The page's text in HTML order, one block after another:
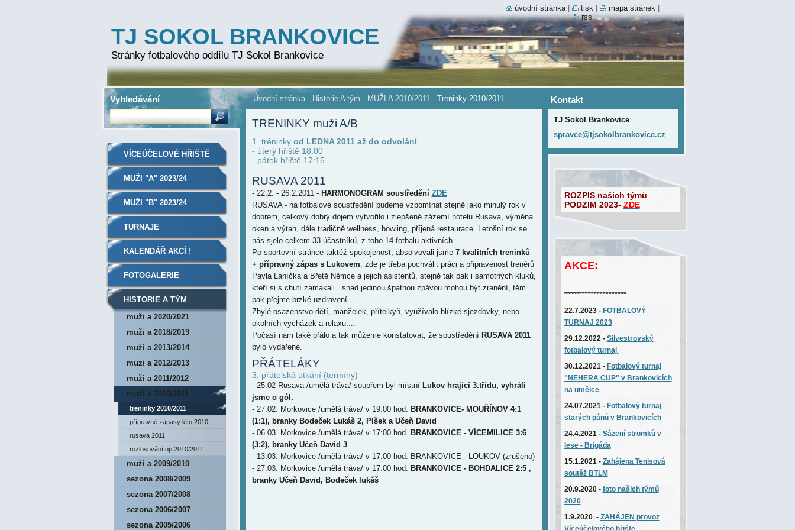
TJ SOKOL BRANKOVICE
Stránky fotbalového oddílu TJ Sokol Brankovice
Úvodní stránka - Historie A tým - MUŽI A 2010/2011 - Treninky 2010/2011
TRENINKY muži A/B
1. tréninky od LEDNA 2011 až do odvolání
- úterý hřiště 18:00
- pátek hřiště 17:15
RUSAVA 2011
- 22.2. - 26.2.2011 - HARMONOGRAM soustředění ZDE
RUSAVA - na fotbalové soustředění budeme vzpomínat stejně jako minulý rok v
dobrém, celkový dobrý dojem vytvořilo i zlepšené zázemí hotelu Rusava, výměna
oken a výtah, dále tradičně wellness, bowling, příjená restaurace. Letošní rok se
nás sjelo celkem 33 účastníků, z toho 14 fotbalu aktivních.
Po sportovní stránce taktéž spokojenost, absolvovali jsme7 kvalitních treninků
+ přípravný zápas s Lukovem, zde je třeba pochválit práci a připravenost trenérů
Pavla Láníčka a Břetě Němce a jejich asistentů, stejně tak pak i samotných kluků,
kteří si s chutí zamakali...snad jedinou špatnou zpávou mohou být zranění, těm
pak přejme brzké uzdravení.
Zbylé osazenstvo dětí, manželek, přítelkyň, využívalo blízké sjezdovky, nebo
okolních vycházek a relaxu....
Počasí nám také přálo a tak můžeme konstatovat, že soustředění RUSAVA 2011
bylo vydařené.
PŘÁTELÁKY
3. přátelská utkání (termíny)
- 25.02 Rusava /umělá tráva/ soupřem byl místníLukov hrající 3.třídu, vyhráli
jsme o gól.
- 27.02. Morkovice /umělá tráva/ v 19:00 hod. BRANKOVICE- MOUŘÍNOV 4:1
(1:1), branky Bodeček Lukáš 2, Plšek a Učeň David
- 06.03. Morkovice /umělá tráva/ v 17:00 hod. BRANKOVICE - VÍCEMILICE 3:6
(3:2), branky Učeň David 3
- 13.03. Morkovice /umělá tráva/ v 17:00 hod. BRANKOVICE - LOUKOV (zrušeno)
- 27.03. Morkovice /umělá tráva/ v 17:00 hod. BRANKOVICE - BOHDALICE 2:5 ,
branky Učeň David, Bodeček lukáš
VÍCEÚČELOVÉ HŘIŠTĚ
MUŽI "A" 2023/24
MUŽI "B" 2023/24
TURNAJE
KALENDÁŘ AKCÍ !
FOTOGALERIE
HISTORIE A TÝM
muži a 2020/2021
muži a 2018/2019
muži a 2013/2014
muzi a 2012/2013
muži a 2011/2012
muži a 2010/2011
treninky 2010/2011
přípravné zápasy léto 2010
rusava 2011
rozlosování op 2010/2011
muži a 2009/2010
sezona 2008/2009
sezona 2007/2008
sezona 2006/2007
sezona 2005/2006
Kontakt
TJ Sokol Brankovice
spravce@tjsokolbrankovice.cz
ROZPIS našich týmů
PODZIM 2023- ZDE
AKCE:
*********************
22.7.2023 - FOTBALOVÝ
TURNAJ 2023
29.12.2022 - Silvestrovský
fotbalový turnaj
30.12.2021 - Fotbalový turnaj
"NEHERA CUP" v Brankovicích
na umělce
24.07.2021 - Fotbalový turnaj
starých pánů v Brankovicích
24.4.2021 - Sázení stromků v
lese - Brigáda
15.1.2021 - Zahájena Tenisová
soutěž BTLM
20.9.2020 - foto našich týmů
2020
1.9.2020 - ZAHÁJEN provoz
Vyhledávání
úvodní stránka tisk mapa stránek
rss